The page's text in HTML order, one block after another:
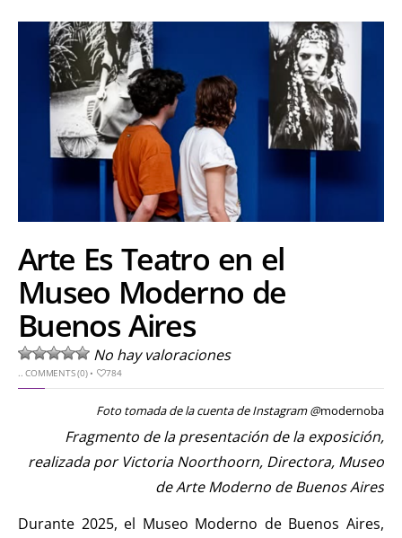
Arte Es Teatro en el
Museo Moderno de
Buenos Aires
No hay valoraciones
..COMMENTS (0)• 784
Foto tomada de la cuenta de Instagram @modernoba
Fragmento de la presentación de la exposición,
realizada por Victoria Noorthoorn, Directora, Museo
de Arte Moderno de Buenos Aires
Durante 2025, el Museo Moderno de Buenos Aires,